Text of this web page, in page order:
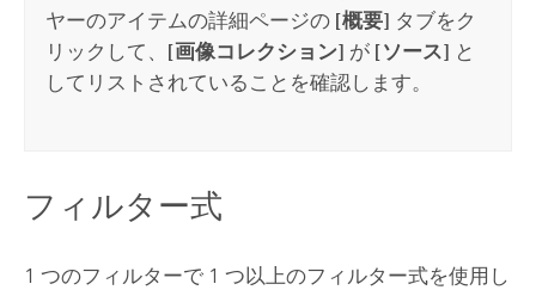
ヤーのアイテムの詳細ページの [概要] タブをク
リックして、 [画像コレクション] が [ソース] と
してリストされていることを確認します。
フィルター式
1 つのフィルターで 1 つ以上のフィルター式を使用し